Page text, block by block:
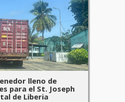
lleno de
para el St. Joseph
de Liberia